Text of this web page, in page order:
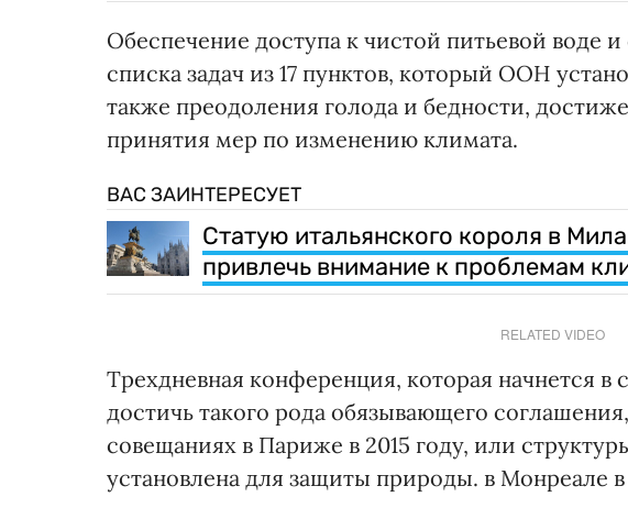
Обеспечение доступа к чистой питьевой воде
списка задач из 17 пунктов, который ООН
также преодоления голода и бедности,
принятия мер по изменению климата.
ВАС ЗАИНТЕРЕСУЕТ
Статую итальянского короля в
привлечь внимание к проблемам
RELATED VIDEO
Трехдневная конференция, которая начнется
достичь такого рода обязывающего
совещаниях в Париже в 2015 году, или
установлена ​​для защиты природы. в Монреале в